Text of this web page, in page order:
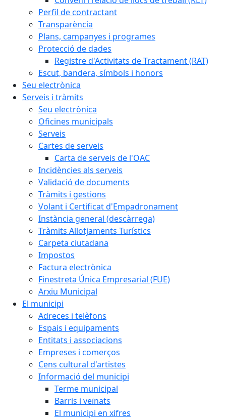
Perfil de contractant
Transparència
Plans, campanyes i programes
Protecció de dades
Registre d'Activitats de Tractament (RAT)
Escut, bandera, símbols i honors
Seu electrònica
Serveis i tràmits
Seu electrònica
Oficines municipals
Serveis
Cartes de serveis
Carta de serveis de l'OAC
Incidències als serveis
Validació de documents
Tràmits i gestions
Volant i Certificat d'Empadronament
Instància general (descàrrega)
Tràmits Allotjaments Turístics
Carpeta ciutadana
Impostos
Factura electrònica
Finestreta Única Empresarial (FUE)
Arxiu Municipal
El municipi
Adreces i telèfons
Espais i equipaments
Entitats i associacions
Empreses i comerços
Cens cultural d'artistes
Informació del municipi
Terme municipal
Barris i veïnats
El municipi en xifres